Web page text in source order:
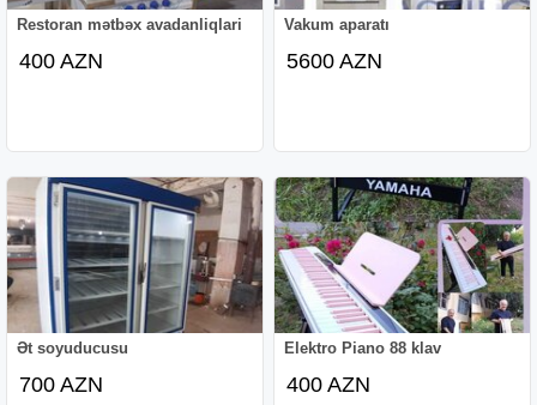
Restoran mətbəx avadanliqlari
400 AZN
Vakum aparatı
5600 AZN
Ət soyuducusu
700 AZN
Elektro Piano 88 klav
400 AZN